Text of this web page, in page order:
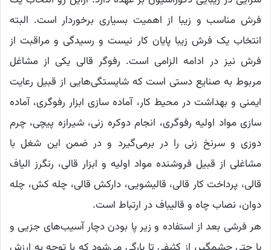
فرش مناسب و زیبا از اهمیت بسیاری برخوردار است. البته
انتخاب یک فرش زیبا پایان کار نیست و رسیدگی و مراقبت از
فرش نیز در ادامه الزامی است. رفوگر قالی یکی از مشاغل
مربوط به صنایع دستی است که شایستگی‌هایی از قبیل رعایت
ایمنی و بهداشت در محیط کار، آماده سازی ابزار رفوگری، آماده
سازی مواد اولیه رفوگری، انجام دو‌کره زنی، شیرازه پیچی، چرم
دوزی و سرنخ زنی را در برمی‌گیرد و‌ در ضمن این شغل با
مشاغلی از قبیل فروشنده مواد اولیه و‌ ابزار قالی، رنگرز الیاف
قالی، پرداخت کار قالی، قالیشویی، دارکش قالی، چله کش، چله
دوان، نصاب چاه و قالیباف در ارتباط است.
هر فرشی بعد از استفاده و زیر پا بودن دچار آسیب‌های جزیی و